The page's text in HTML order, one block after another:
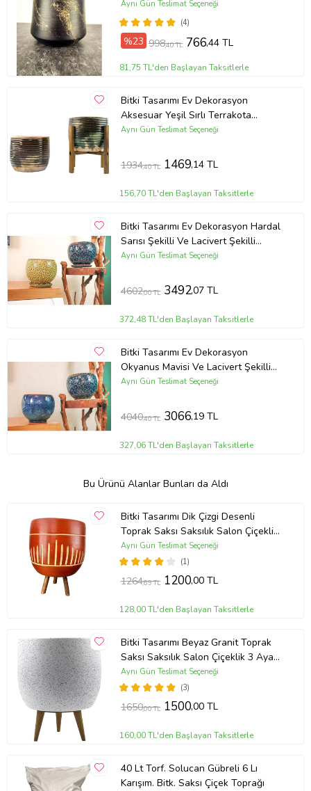
Saksı Saksılık Salon Çiçeklik - 19 CM
(4)
Aynı Gün Teslimat Seçeneği
%23 998,40 TL 766,44 TL
81,75 TL'den Başlayan Taksitlerle
Bitki Tasarımı Ev Dekorasyon
Aksesuar Yeşil Sırlı Terrakota
Toprak Saksı Saksılık Salon Çiçeklik
Aynı Gün Teslimat Seçeneği
1934,40 TL 1469,14 TL
156,70 TL'den Başlayan Taksitlerle
Bitki Tasarımı Ev Dekorasyon Hardal
Sarısı Şekilli Ve Lacivert Şekilli
Artistik Çift Sırlı İç Ve Dış Mekan
Saksı Saksılık Salon Çiçeklik İkili Set
Aynı Gün Teslimat Seçeneği
4602,00 TL 3492,07 TL
372,48 TL'den Başlayan Taksitlerle
Bitki Tasarımı Ev Dekorasyon
Okyanus Mavisi Ve Lacivert Şekilli
Artistik Çift Sırlı İç Ve Dış Mekan
Saksılık Salon Çiçeklik İkili Set
Aynı Gün Teslimat Seçeneği
4040,40 TL 3066,19 TL
327,06 TL'den Başlayan Taksitlerle
Bu Ürünü Alanlar Bunları da Aldı
Bitki Tasarımı Dik Çizgi Desenli
Toprak Saksı Saksılık Salon Çiçeklik
3 Ayaklı - 19 CM
(1)
Aynı Gün Teslimat Seçeneği
1264,69 TL 1200,00 TL
128,00 TL'den Başlayan Taksitlerle
Bitki Tasarımı Beyaz Granit Toprak
Saksı Saksılık Salon Çiçeklik 3 Ayaklı
- 19 CM
(3)
Aynı Gün Teslimat Seçeneği
1650,00 TL 1500,00 TL
160,00 TL'den Başlayan Taksitlerle
40 Lt Torf. Solucan Gübreli 6 Lı
Karışım. Bitk. Saksı Çiçek Toprağı